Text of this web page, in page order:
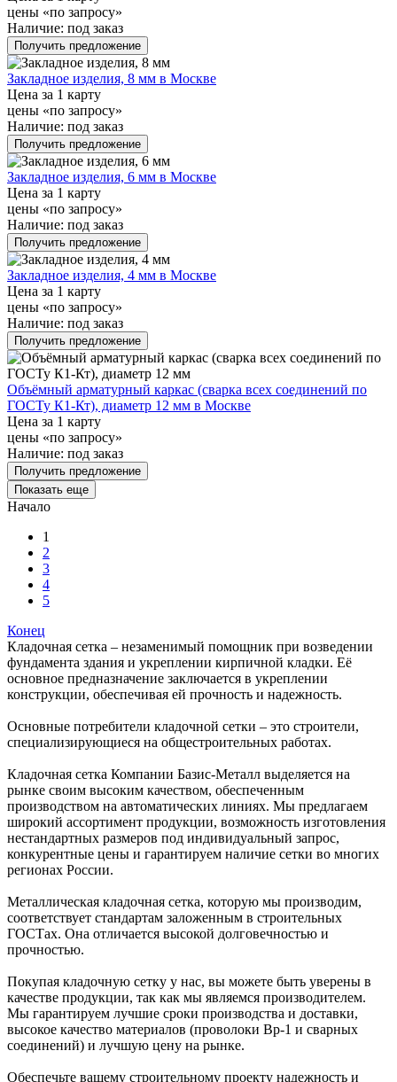
цены «по запросу»
Наличие: под заказ
Получить предложение
Закладное изделия, 8 мм в Москве
Цена за 1 карту
цены «по запросу»
Наличие: под заказ
Получить предложение
Закладное изделия, 6 мм в Москве
Цена за 1 карту
цены «по запросу»
Наличие: под заказ
Получить предложение
Закладное изделия, 4 мм в Москве
Цена за 1 карту
цены «по запросу»
Наличие: под заказ
Получить предложение
Объёмный арматурный каркас (сварка всех соединений по
ГОСТу К1-Кт), диаметр 12 мм в Москве
Цена за 1 карту
цены «по запросу»
Наличие: под заказ
Получить предложение
Показать еще
Начало
1
2
3
4
5
Конец
Кладочная сетка – незаменимый помощник при возведении
фундамента здания и укреплении кирпичной кладки. Её
основное предназначение заключается в укреплении
конструкции, обеспечивая ей прочность и надежность.
Основные потребители кладочной сетки – это строители,
специализирующиеся на общестроительных работах.
Кладочная сетка Компании Базис-Металл выделяется на
рынке своим высоким качеством, обеспеченным
производством на автоматических линиях. Мы предлагаем
широкий ассортимент продукции, возможность изготовления
нестандартных размеров под индивидуальный запрос,
конкурентные цены и гарантируем наличие сетки во многих
регионах России.
Металлическая кладочная сетка, которую мы производим,
соответствует стандартам заложенным в строительных
ГОСТах. Она отличается высокой долговечностью и
прочностью.
Покупая кладочную сетку у нас, вы можете быть уверены в
качестве продукции, так как мы являемся производителем.
Мы гарантируем лучшие сроки производства и доставки,
высокое качество материалов (проволоки Вр-1 и сварных
соединений) и лучшую цену на рынке.
Обеспечьте вашему строительному проекту надежность и